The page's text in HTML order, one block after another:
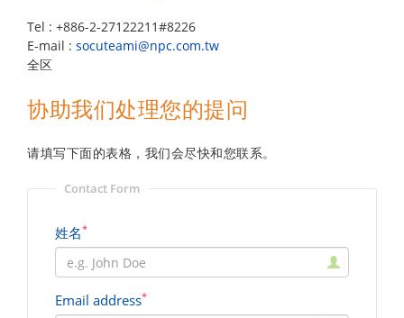
Tel : +886-2-27122211#8226
E-mail : socuteami@npc.com.tw
全区
协助我们处理您的提问
请填写下面的表格，我们会尽快和您联系。
Contact Form
姓名*
Email address*